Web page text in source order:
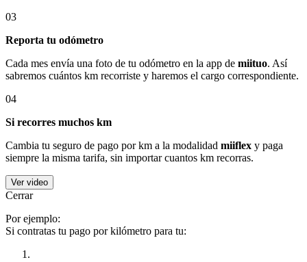
03
Reporta tu odómetro
Cada mes envía una foto de tu odómetro en la app de miituo. Así
sabremos cuántos km recorriste y haremos el cargo correspondiente.
04
Si recorres muchos km
Cambia tu seguro de pago por km a la modalidad miiflex y paga
siempre la misma tarifa, sin importar cuantos km recorras.
Ver video
Cerrar
Por ejemplo:
Si contratas tu pago por kilómetro para tu: